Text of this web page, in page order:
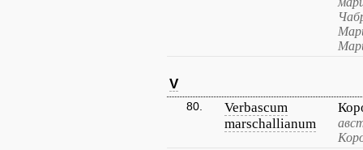
V
80.
Verbascum
marschallianum